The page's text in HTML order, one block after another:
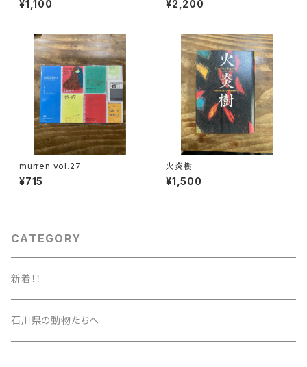
¥1,100 ¥2,200
murren vol.27
¥715
火炎樹
¥1,500
CATEGORY
新着！！
石川県の動物たちへ